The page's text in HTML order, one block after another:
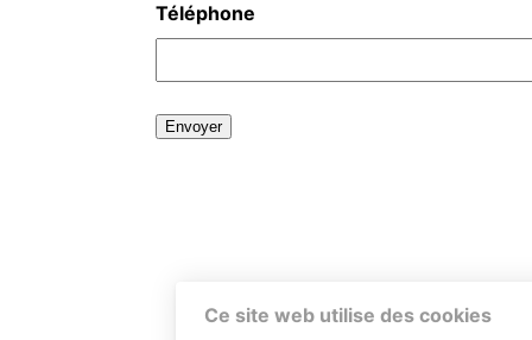
Téléphone
Ce site web utilise des cookies